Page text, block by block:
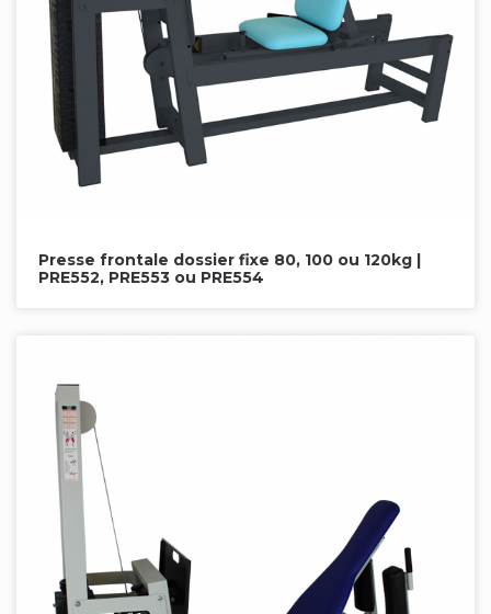
Presse frontale dossier fixe 80, 100 ou 120kg |
PRE552, PRE553 ou PRE554